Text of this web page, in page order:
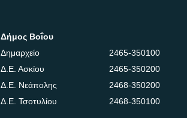
Δήμος Βοΐου
Δημαρχείο
2465-350100
Δ.Ε. Ασκίου
2465-350200
Δ.Ε. Νεάπολης
2468-350200
Δ.Ε. Τσοτυλίου
2468-350100